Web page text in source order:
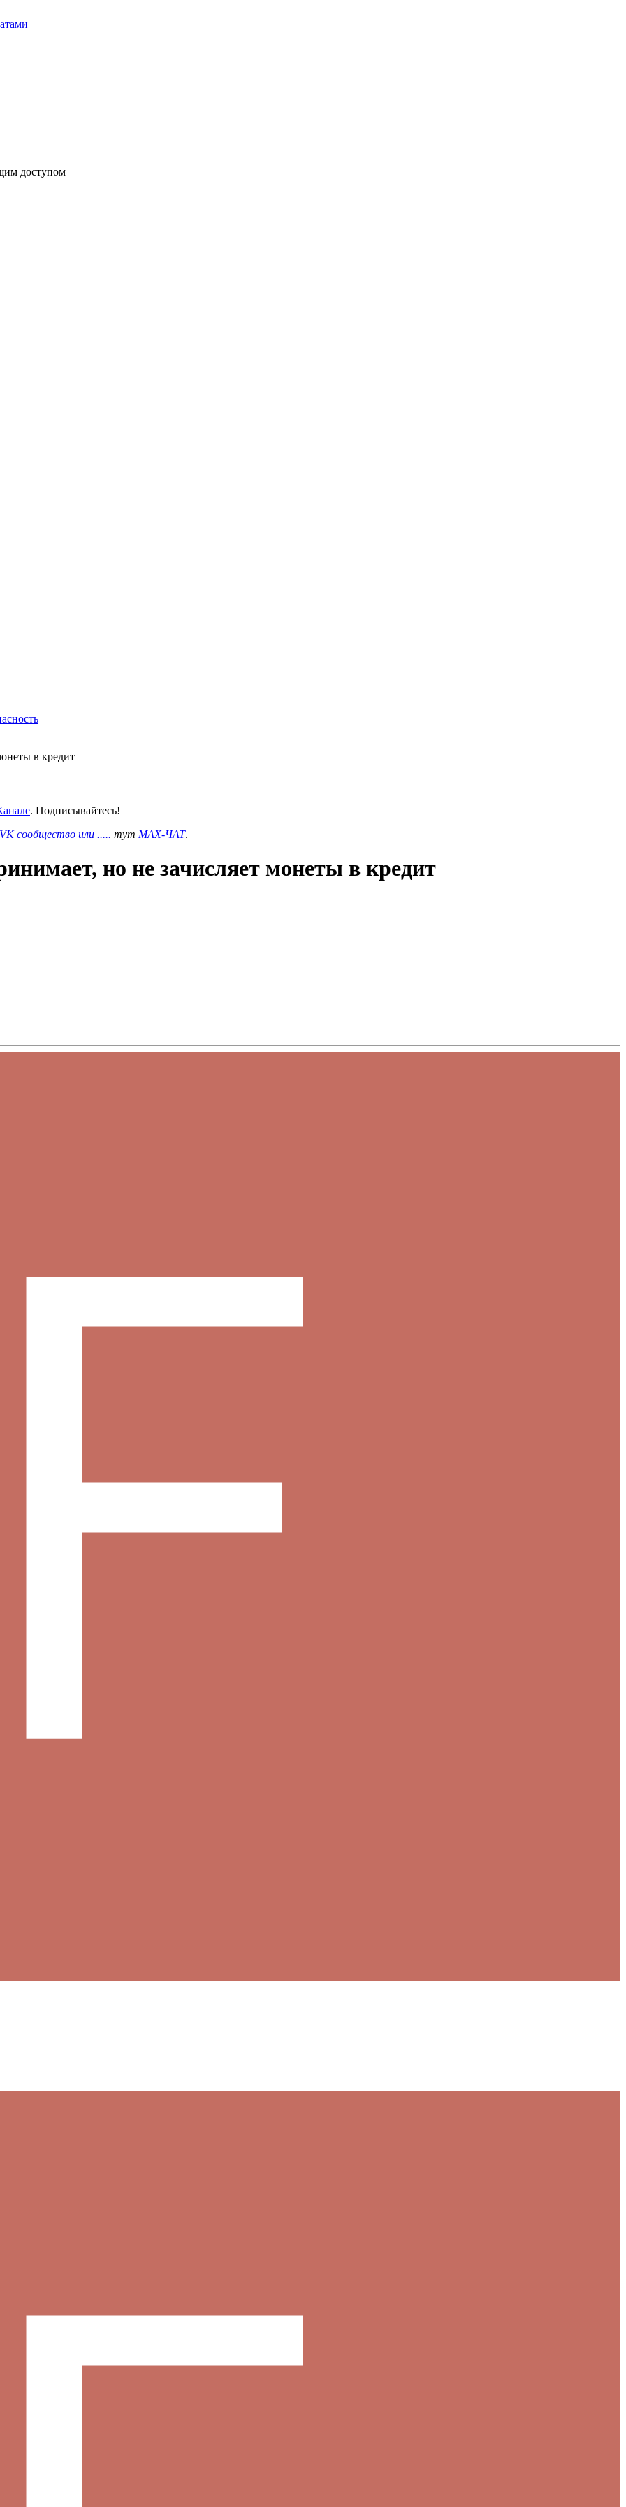
доступом
в кредит
. Подписывайтесь!
VK сообщество или ..... тут MAX-ЧАТ.
но не зачисляет монеты в кредит